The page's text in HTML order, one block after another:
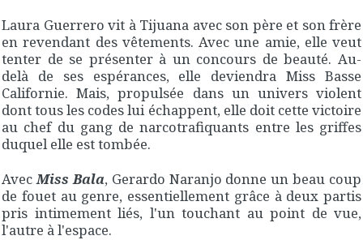
Laura Guerrero vit à Tijuana avec son père et son frère
en revendant des vêtements. Avec une amie, elle veut
tenter de se présenter à un concours de beauté. Au-
delà de ses espérances, elle deviendra Miss Basse
Californie. Mais, propulsée dans un univers violent
dont tous les codes lui échappent, elle doit cette victoire
au chef du gang de narcotrafiquants entre les griffes
duquel elle est tombée.
AvecMiss Bala, Gerardo Naranjo donne un beau coup
de fouet au genre, essentiellement grâce à deux partis
pris intimement liés, l'un touchant au point de vue,
l'autre à l'espace.